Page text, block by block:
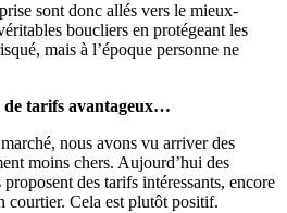
sont donc allés vers le mieux-
boucliers en protégeant les
mais à l’époque personne ne
de tarifs avantageux…
nous avons vu arriver des
moins chers. Aujourd’hui des
des tarifs intéressants, encore
courtier. Cela est plutôt positif.